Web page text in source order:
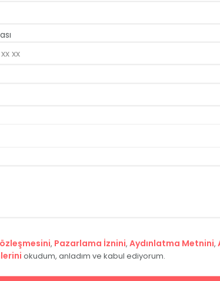
, Pazarlama İznini, Aydınlatma Metnini,
okudum, anladım ve kabul ediyorum.